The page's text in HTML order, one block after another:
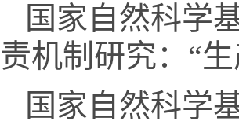
国家自然科学
责机制研究：“
国家自然科学